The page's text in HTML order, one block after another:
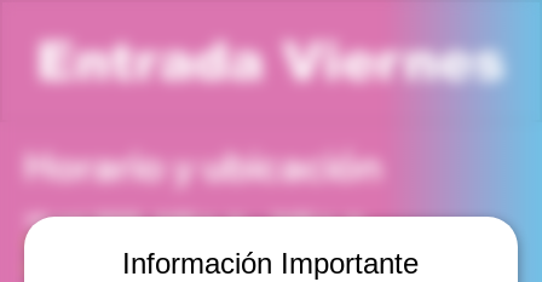
Información Importante
Entrada Viernes
Horario y ubicación
10 oct 2025, 4:00 p. m. – 5:00 p. m.
Viña del Mar, Cam. Internacional 2440, Viña del Mar,
Valparaíso, Chile